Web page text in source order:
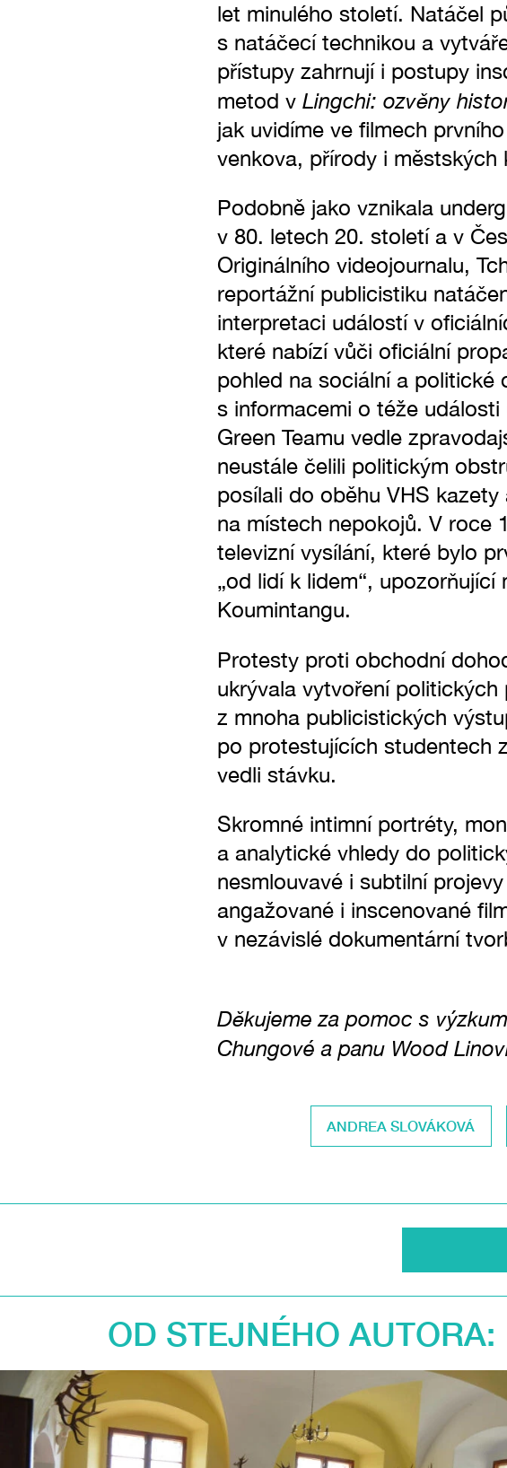
let minulého století. Natáčel
s natáčecí technikou a
přístupy zahrnují i postupy
metod v Lingchi: ozvěny
jak uvidíme ve filmech
venkova, přírody i městských
Podobně jako vznikala
v 80. letech 20. století a v
Originálního videojournalu,
reportážní publicistiku
interpretaci událostí v
které nabízí vůči oficiální
pohled na sociální a politické
s informacemi o téže
Green Teamu vedle
neustále čelili politickým
posílali do oběhu VHS
na místech nepokojů. V roce
televizní vysílání, které bylo
„od lidí k lidem“,
Koumintangu.
Protesty proti obchodní
ukrývala vytvoření
z mnoha publicistických
po protestujících studentech
vedli stávku.
Skromné intimní portréty,
a analytické vhledy do
nesmlouvavé i subtilní
angažované i inscenované
v nezávislé dokumentární
Děkujeme za pomoc s
Chungové a panu Wood
ANDREA SLOVÁKOVÁ
OD STEJNÉHO AUTORA: